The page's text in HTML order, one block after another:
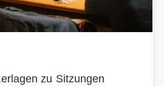
zu Sitzungen